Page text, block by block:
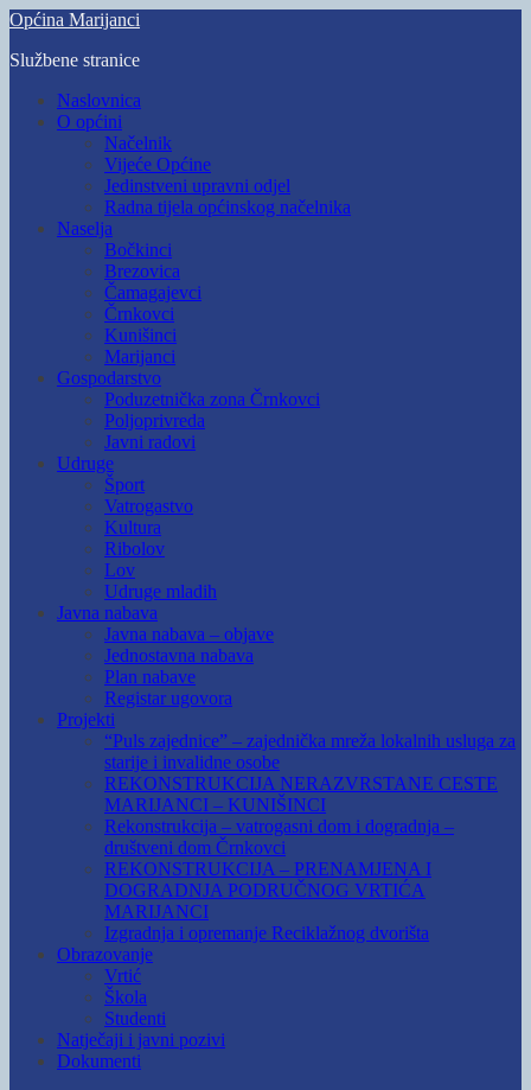
Skip
main
Općina Marijanci
Službene stranice
Toggle
mobile
Naslovnica
O općini
Načelnik
Vijeće Općine
Jedinstveni upravni odjel
Radna tijela općinskog načelnika
Naselja
Bočkinci
Brezovica
Čamagajevci
Črnkovci
Kunišinci
Marijanci
Gospodarstvo
Poduzetnička zona Črnkovci
Poljoprivreda
Javni radovi
Udruge
Šport
Vatrogastvo
Kultura
Ribolov
Lov
Udruge mladih
Javna nabava
Javna nabava – objave
Jednostavna nabava
Plan nabave
Registar ugovora
Projekti
“Puls zajednice” – zajednička mreža lokalnih usluga za
starije i invalidne osobe
REKONSTRUKCIJA NERAZVRSTANE CESTE
MARIJANCI – KUNIŠINCI
Rekonstrukcija – vatrogasni dom i dogradnja –
društveni dom Črnkovci
REKONSTRUKCIJA – PRENAMJENA I
DOGRADNJA PODRUČNOG VRTIĆA
MARIJANCI
Izgradnja i opremanje Reciklažnog dvorišta
Obrazovanje
Vrtić
Škola
Studenti
Natječaji i javni pozivi
Dokumenti